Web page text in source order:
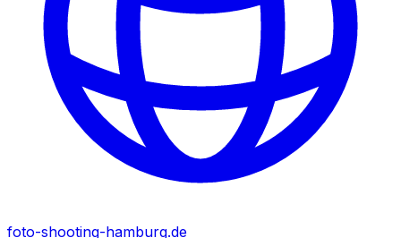
foto-shooting-hamburg.de